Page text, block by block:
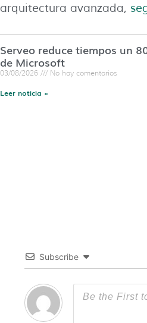
arquitectura avanzada,
Serveo reduce tiempos un
de Microsoft
03/08/2026 No hay comentarios
Leer noticia »
Subscribe